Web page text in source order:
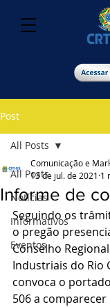
Post
All Posts
Notícias
Informativos
Eventos
All Posts
Informe de
Comunicação e
13 de jul. de 2021 1
Seguindo os
o pregão
Conselho
Industriais do Rio
convoca o
506 a comparecer